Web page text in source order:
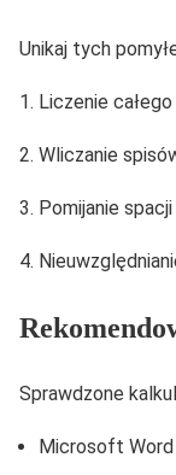
Unikaj tych
Liczenie
Wliczanie
Pomijanie
Sprawdzone
Microsoft Word